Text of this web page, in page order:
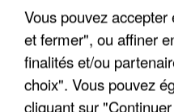
APRÈS TOUTES CES
DE FAUNE SAUVAGE
Vous pouvez
et fermer", ou affiner
finalités et/ou
choix". Vous pouvez
cliquant sur